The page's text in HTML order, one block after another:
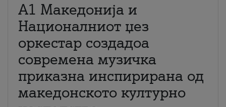
А1 Македонија и
Националниот џез
оркестар создадоа
современа музичка
приказна инспирирана од
македонското културно